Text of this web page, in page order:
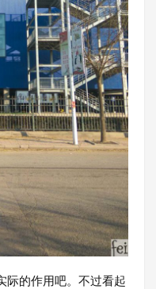
际的作用吧。不过看起